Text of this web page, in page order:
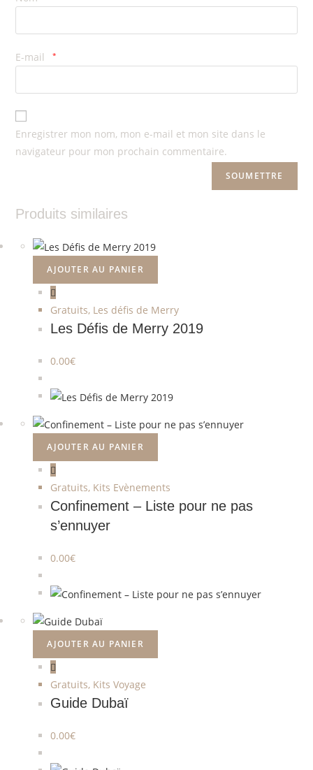
E-mail *
Enregistrer mon nom, mon e-mail et mon site dans le
navigateur pour mon prochain commentaire.
Produits similaires
AJOUTER AU PANIER
Gratuits, Les défis de Merry
Les Défis de Merry 2019
0.00€
AJOUTER AU PANIER
Gratuits, Kits Evènements
Confinement – Liste pour ne pas
s’ennuyer
0.00€
AJOUTER AU PANIER
Gratuits, Kits Voyage
Guide Dubaï
0.00€